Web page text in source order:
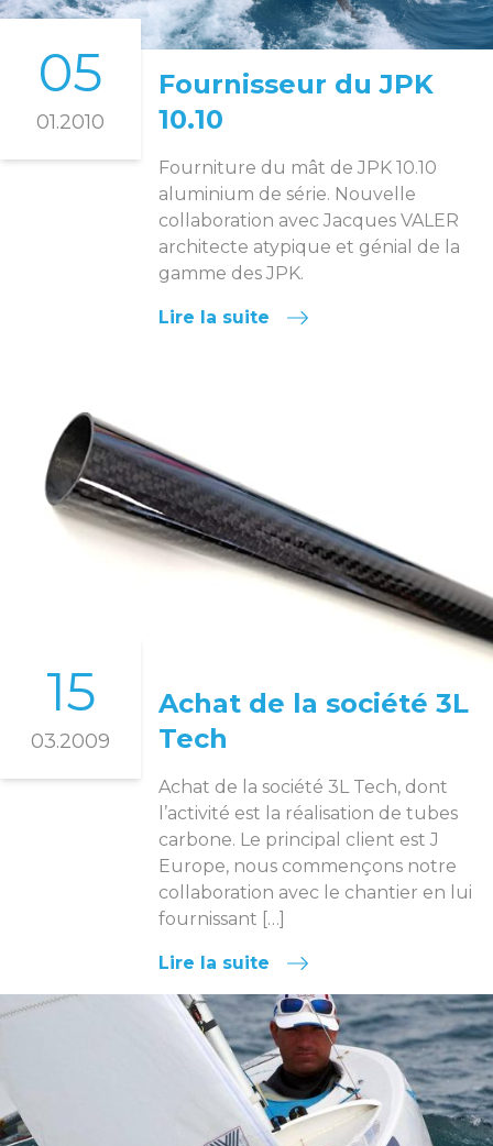
05
01.2010
Fournisseur du JPK
10.10
Fourniture du mât de JPK 10.10
aluminium de série. Nouvelle
collaboration avec Jacques VALER
architecte atypique et génial de la
gamme des JPK.
Lire la suite
15
03.2009
Achat de la société 3L
Tech
Achat de la société 3L Tech, dont
l’activité est la réalisation de tubes
carbone. Le principal client est J
Europe, nous commençons notre
collaboration avec le chantier en lui
fournissant […]
Lire la suite